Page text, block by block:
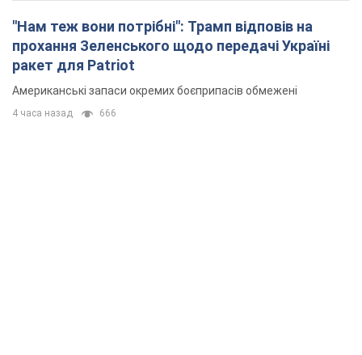
"Нам теж вони потрібні": Трамп відповів на
прохання Зеленського щодо передачі Україні
ракет для Patriot
Американські запаси окремих боєприпасів обмежені
4 часа назад 666